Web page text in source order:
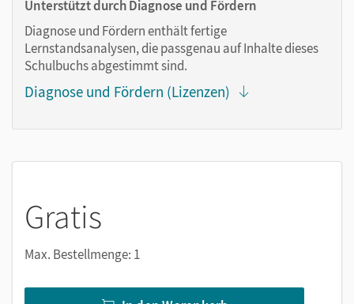
im Text suchen
zoomen
Die Medien sind wichtige Bestandteile dieses E-Books. Sie
sind seitengenau platziert, damit Sie und Ihre Schüler/-innen
gestalten Sie das Lehren und Lernen zeitsparend und
Medien in diesem E-Book:
Unterstützt durch Diagnose und Fördern
Diagnose und Fördern enthält fertige
Lernstandsanalysen, die passgenau auf Inhalte dieses
Schulbuchs abgestimmt sind.
Diagnose und Fördern (Lizenzen)
Gratis
Max. Bestellmenge: 1